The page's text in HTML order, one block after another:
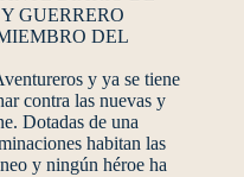
GUERRERO
DEL
y ya se tiene
contra las nuevas y
Dotadas de una
habitan las
y ningún héroe ha